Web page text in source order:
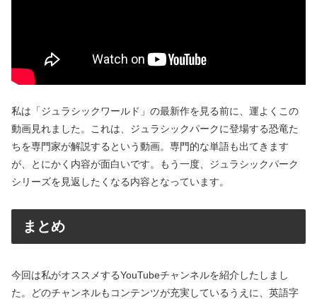
私は「ジュラシックワールド」の最新作を見る前に、運よくこの
動画見れました。これは、ジュラシックパークに登場する恐竜た
ちを専門家が解説するという動画。専門的な単語も出てきます
が、とにかく内容が面白いです。もう一度、ジュラシックパーク
シリーズを見返したくなる内容となっています。
まとめ
今回は私がオススメするYouTubeチャンネルを紹介したしまし
た。どのチャンネルもコンテンツが充実しているうえに、英語字